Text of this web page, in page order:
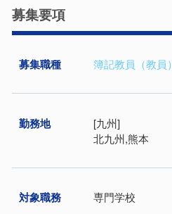
募集要項
募集職種 簿記教員（教員）
勤務地
[九州]
北九州,熊本
対象職務 専門学校